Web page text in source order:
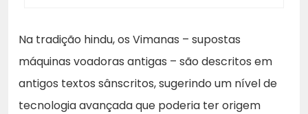
Na tradição hindu, os Vimanas – supostas
máquinas voadoras antigas – são descritos em
antigos textos sânscritos, sugerindo um nível de
tecnologia avançada que poderia ter origem